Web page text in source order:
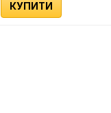
КУПИТИ